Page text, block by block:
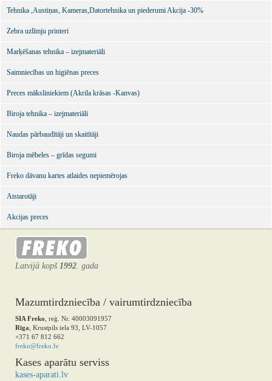
Tehnika ,Austiņas, Kameras,Datortehnika un piederumi Akcija -30%
Zebra uzlīmju printeri
Marķēšanas tehnika – izejmateriāli
Saimniecības un higiēnas preces
Preces māksliniekiem (Akrila krāsas -Kanvas)
Biroja tehnika – izejmateriāli
Naudas pārbaudītāji un skaitītāji
Biroja mēbeles – grīdas segumi
Freko dāvanu kartes atlaides nepiemērojas
Atstarotāji
Akcijas preces
Latvijā kopš 1992. gada
Mazumtirdzniecība / vairumtirdzniecība
SIA Freko , reģ. Nr. 40003091957
Rīga , Krustpils iela 93, LV-1057
+371 67 812 662
freko@freko.lv
Kases aparātu serviss
kases-aparati.lv